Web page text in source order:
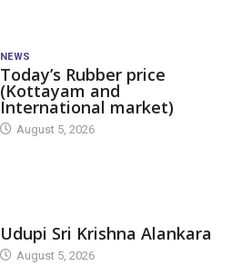
NEWS
Today’s Rubber price
(Kottayam and
International market)
August 5, 2026
Udupi Sri Krishna Alankara
August 5, 2026